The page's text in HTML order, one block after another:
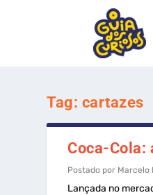
Tag: cartazes
Coca-Cola:
Postado por Marcelo
Lançada no